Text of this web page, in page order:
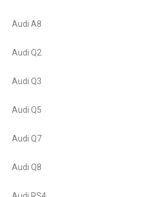
Audi A8
Audi Q2
Audi Q3
Audi Q5
Audi Q7
Audi Q8